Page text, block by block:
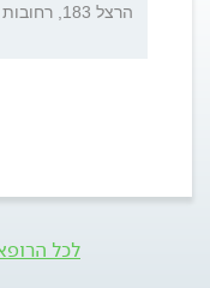
הרצל 183, רחובות
לכל